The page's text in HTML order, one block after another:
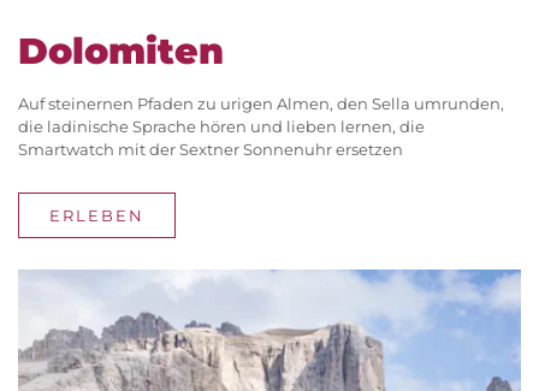
Dolomiten
Auf steinernen Pfaden zu urigen Almen, den Sella umrunden,
die ladinische Sprache hören und lieben lernen, die
Smartwatch mit der Sextner Sonnenuhr ersetzen
ERLEBEN